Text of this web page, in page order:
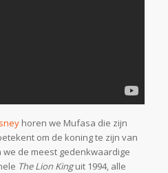
horen we Mufasa die zijn
om de koning te zijn van
we de meest gedenkwaardige
The Lion Kinguit 1994, alle